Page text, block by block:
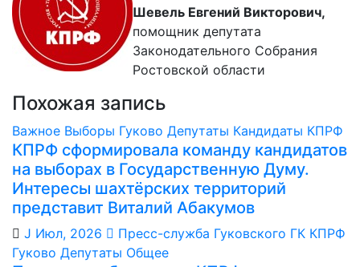
Шевель Евгений Викторович,
помощник депутата
Законодательного Собрания
Ростовской области
Похожая запись
Важное Выборы Гуково Депутаты Кандидаты КПРФ
КПРФ сформировала команду кандидатов
на выборах в Государственную Думу.
Интересы шахтёрских территорий
представит Виталий Абакумов
J Июл, 2026
Пресс-служба Гуковского ГК КПРФ
Гуково Депутаты Общее